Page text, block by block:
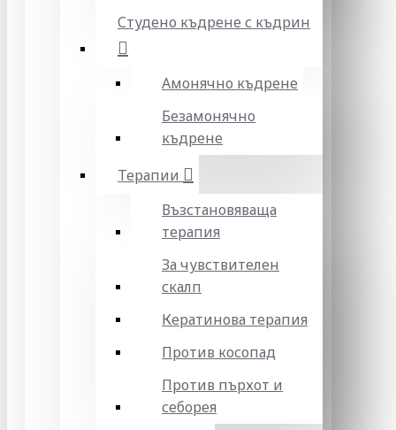
Студено къдрене с къдрин
Амонячно къдрене
Безамонячно
къдрене
Терапии
Възстановяваща
терапия
За чувствителен
скалп
Кератинова терапия
Против косопад
Против пърхот и
себорея